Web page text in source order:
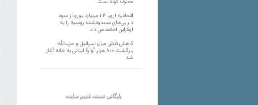
مصرف کرده است
اتحادیه اروپا ۱.۴ میلیارد یورو از سود
دارایی‌های مسدودشده روسیه را به
اوکراین ‏اختصاص داد
کاهش تنش میان اسرائیل و حزب‌الله؛
بازگشت ۸۰۰ هزار آوارۀ لبنانی به خانه‌ آغاز
شد
بایگانی نسخه قدیم سایت